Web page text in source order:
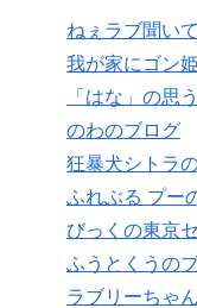
ねぇラブ聞い
我が家にゴン
「はな」の思
のわのブログ
狂暴犬シトラ
ふれぶる プー
びっくの東京
ふうとくうの
ラブリーちゃ